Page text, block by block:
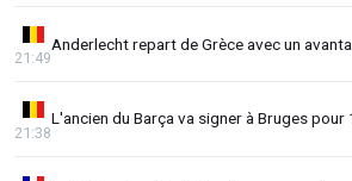
Anderlecht repart de Grèce avec un
21:49
L'ancien du Barça va signer à Bruges pour
21:38